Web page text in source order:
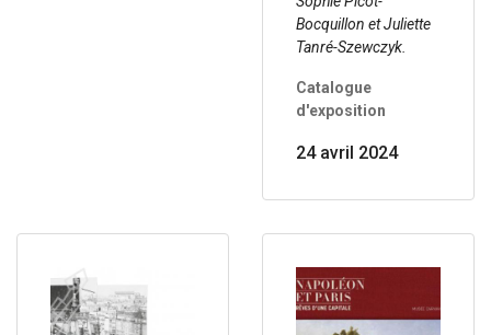
Bocquillon et Juliette
Tanré-Szewczyk.
Catalogue
d'exposition
24 avril 2024